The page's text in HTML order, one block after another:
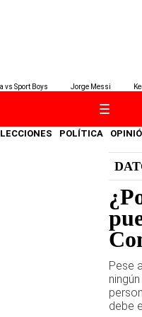
vs Sport Boys Jorge Messi
POLÍTICA
Pese
debe